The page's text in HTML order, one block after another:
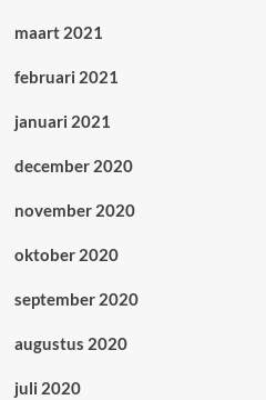
maart 2021
februari 2021
januari 2021
december 2020
november 2020
oktober 2020
september 2020
augustus 2020
juli 2020